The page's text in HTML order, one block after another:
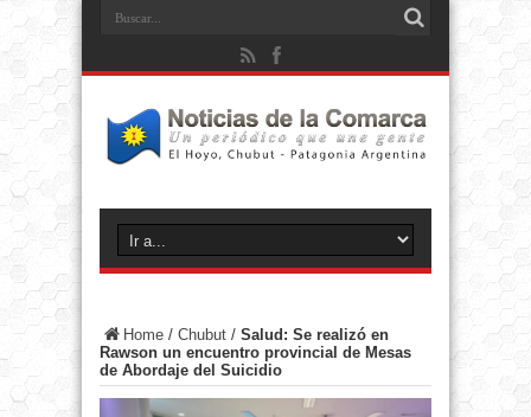
Home / Chubut / Salud: Se realizó en
Rawson un encuentro provincial de Mesas
de Abordaje del Suicidio